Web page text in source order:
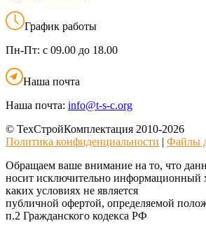
График работы
Пн-Пт: с 09.00 до 18.00
Наша почта
Наша почта: info@t-s-c.org
© ТехСтройКомплектация 2010-2026
Политика конфиденциальности | Файлы
Обращаем ваше внимание на то, что
носит исключительно информационный
каких условиях не является
публичной офертой, определяемой
п.2 Гражданского кодекса РФ